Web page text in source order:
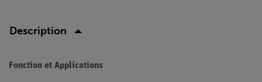
Description
Fonction et Applications